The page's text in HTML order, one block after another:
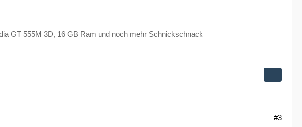
GT 555M 3D, 16 GB Ram und noch mehr Schnickschnack
#3